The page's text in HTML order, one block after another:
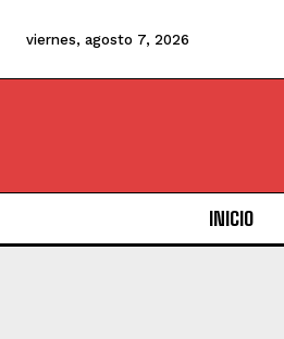
viernes, agosto 7, 2026
INICIO